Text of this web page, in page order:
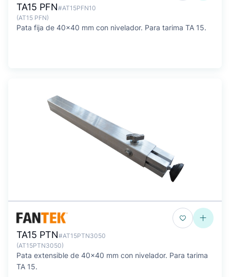
TA15 PFN#AT15PFN10
(AT15 PFN)
Pata fija de 40x40 mm con nivelador. Para tarima TA 15.
TA15 PTN#AT15PTN3050
(AT15PTN3050)
Pata extensible de 40x40 mm con nivelador. Para tarima
TA 15.